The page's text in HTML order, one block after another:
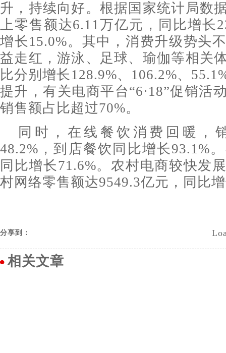
升，持续向好。根据国家统计局数
上零售额达6.11万亿元，同比增长
增长15.0%。其中，消费升级势头
益走红，游泳、足球、瑜伽等相关
比分别增长128.9%、106.2%、
提升，有关电商平台“6·18”促销活
销售额占比超过70%。
同时，在线餐饮消费回暖，
48.2%，到店餐饮同比增长93.1%
同比增长71.6%。农村电商较快发
村网络零售额达9549.3亿元，同比
分享到：
相关文章